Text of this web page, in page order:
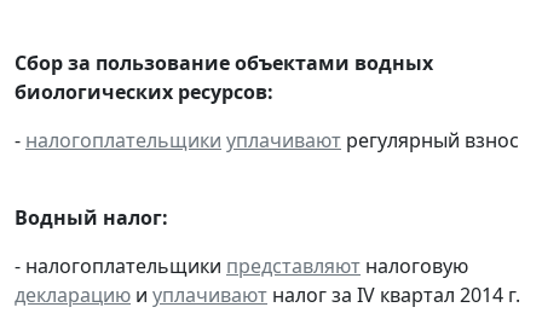
Сбор за пользование объектами водных
биологических ресурсов:
- налогоплательщики уплачивают регулярный взнос
Водный налог:
- налогоплательщики представляют налоговую
декларацию и уплачивают налог за IV квартал 2014 г.